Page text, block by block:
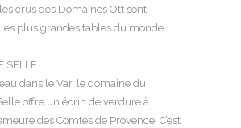
crus des Domaines Ott sont
plus grandes tables du monde
SELLE
dans le Var, le domaine du
offre un écrin de verdure à
des Comtes de Provence. C’est